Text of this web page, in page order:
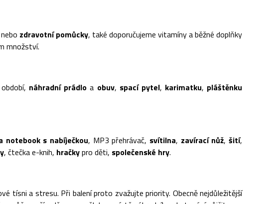
nebo zdravotní pomůcky, také doporučujeme vitamíny a běžné doplňky
množství.
náhradní prádlo a obuv, spací pytel, karimatku, pláštěnku
s nabíječkou, MP3 přehrávač, svítilna, zavírací nůž,šití,
, čtečka e-knih, hračkypro děti, společenské hry.
tísni a stresu. Při balení proto zvažujte priority. Obecně nejdůležitější